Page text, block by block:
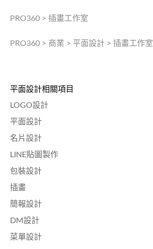
PRO360 > 插畫工作室
PRO360 > 商業 > 平面設計 > 插畫工作室
平面設計相關項目
LOGO設計
平面設計
名片設計
LINE貼圖製作
包裝設計
插畫
簡報設計
DM設計
菜單設計